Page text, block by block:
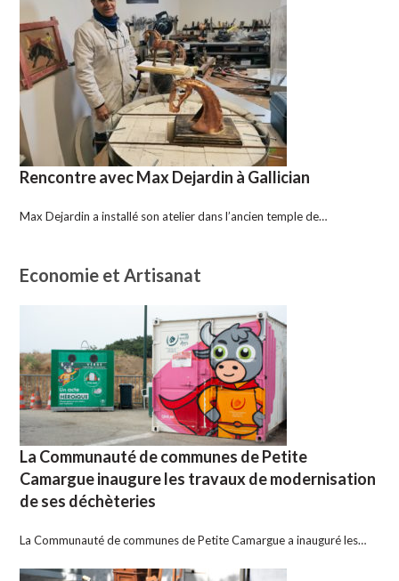
Rencontre avec Max Dejardin à Gallician
Max Dejardin a installé son atelier dans l’ancien temple de…
Economie et Artisanat
La Communauté de communes de Petite
Camargue inaugure les travaux de modernisation
de ses déchèteries
La Communauté de communes de Petite Camargue a inauguré les…